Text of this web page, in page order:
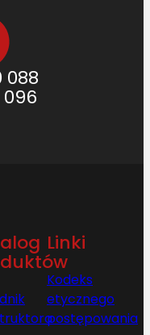
088
096
Linki
Kodeks
etycznego
postępowania